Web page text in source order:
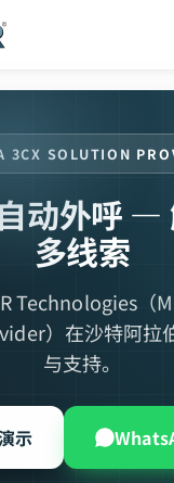
3CX SOLUTION
动外呼 —
多线索
Technologies（
）在沙特阿拉
与支持。
示